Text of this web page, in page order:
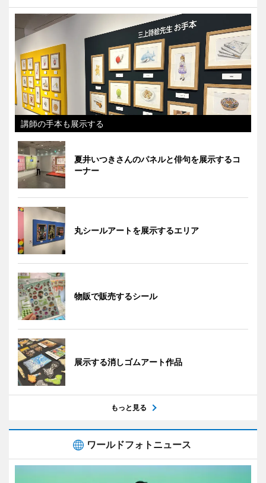
講師の手本も展示する
夏井いつきさんのパネルと俳句を展示するコ
ーナー
丸シールアートを展示するエリア
物販で販売するシール
展示する消しゴムアート作品
もっと見る
ワールドフォトニュース